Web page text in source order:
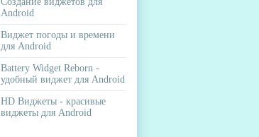
Android
Виджет погоды и времени
для Android
Battery Widget Reborn -
удобный виджет для Android
HD Виджеты - красивые
виджеты для Android